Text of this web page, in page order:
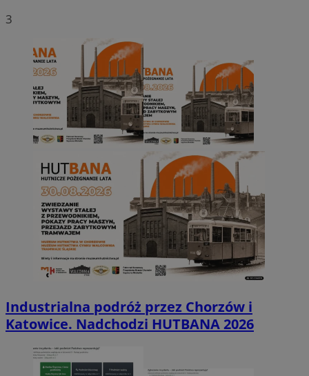
3
Industrialna podróż przez Chorzów i
Katowice. Nadchodzi HUTBANA 2026